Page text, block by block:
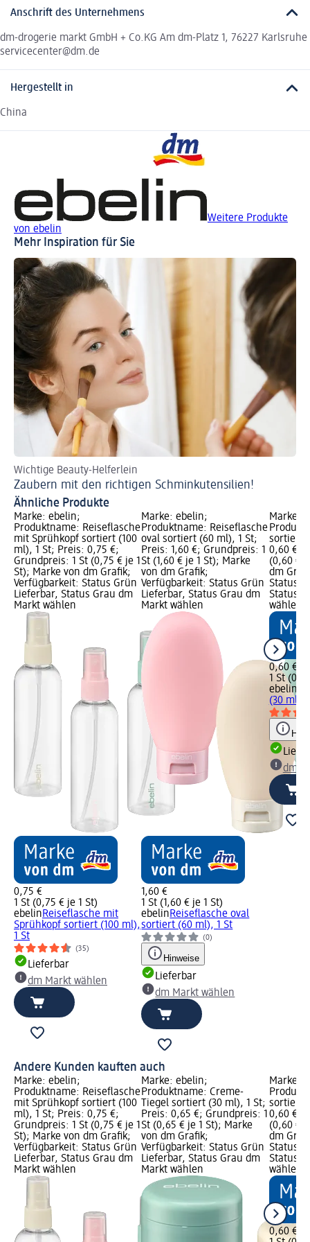
Anschrift des Unternehmens
dm-drogerie markt GmbH + Co.KG Am dm-Platz 1, 76227 Karlsruhe
servicecenter@dm.de
Hergestellt in
China
Weitere Produkte
von ebelin
Mehr Inspiration für Sie
Wichtige Beauty-Helferlein
Zaubern mit den richtigen Schminkutensilien!
Ähnliche Produkte
Marke: ebelin;
Produktname: Reiseflasche
mit Sprühkopf sortiert (100
ml), 1 St; Preis: 0,75 €;
Grundpreis: 1 St (0,75 € je 1
St); Marke von dm Grafik;
Verfügbarkeit: Status Grün
Lieferbar, Status Grau dm
Markt wählen
0,75 €
1 St (0,75 € je 1 St)
ebelinReiseflasche mit
Sprühkopf sortiert (100 ml),
1 St
(35)
Lieferbar
dm Markt wählen
Marke: ebelin;
Produktname: Reiseflasche
oval sortiert (60 ml), 1 St;
Preis: 1,60 €; Grundpreis: 1
St (1,60 € je 1 St); Marke
von dm Grafik;
Verfügbarkeit: Status Grün
Lieferbar, Status Grau dm
Markt wählen
1,60 €
1 St (1,60 € je 1 St)
ebelinReiseflasche oval
sortiert (60 ml), 1 St
(0)
Hinweise
Lieferbar
dm Markt wählen
Marke:
sortiert
0,60 €;
(0,60 €
dm
Status
Status
wählen
0,60 €
1 St
ebelin
(30 ml),
dm
Andere Kunden kauften auch
Marke: ebelin;
Produktname: Reiseflasche
mit Sprühkopf sortiert (100
ml), 1 St; Preis: 0,75 €;
Grundpreis: 1 St (0,75 € je 1
St); Marke von dm Grafik;
Verfügbarkeit: Status Grün
Lieferbar, Status Grau dm
Markt wählen
Marke: ebelin;
Produktname: Creme-
Tiegel sortiert (30 ml), 1 St;
Preis: 0,65 €; Grundpreis: 1
St (0,65 € je 1 St); Marke
von dm Grafik;
Verfügbarkeit: Status Grün
Lieferbar, Status Grau dm
Markt wählen
Marke:
sortiert
0,60 €;
(0,60 €
dm
Status
Status
wählen
0,60 €